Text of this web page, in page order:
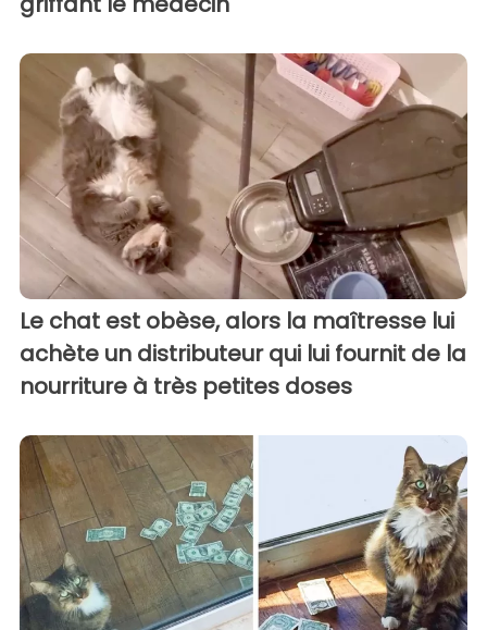
Le chat est obèse, alors la maîtresse lui
achète un distributeur qui lui fournit de la
nourriture à très petites doses